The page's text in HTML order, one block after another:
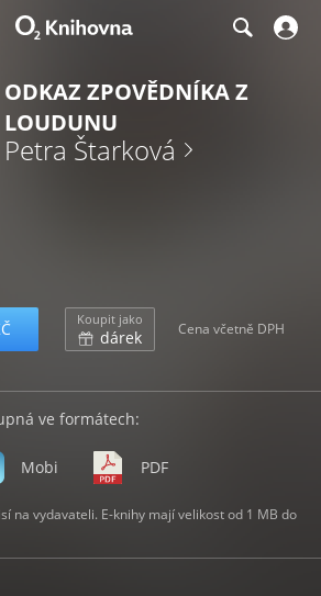
ODKAZ ZPOVĚDNÍKA Z
LOUDUNU
Petra Štarková
Koupit jako
dárek Cena včetně DPH
ve formátech:
Mobi PDF
na vydavateli. E-knihy mají velikost od 1 MB do